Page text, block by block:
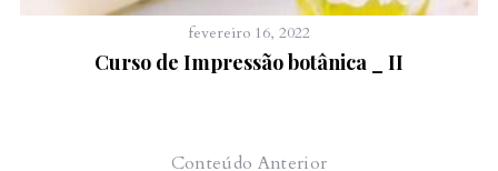
fevereiro 16, 2022
Curso de Impressão botânica _ II
Conteúdo Anterior